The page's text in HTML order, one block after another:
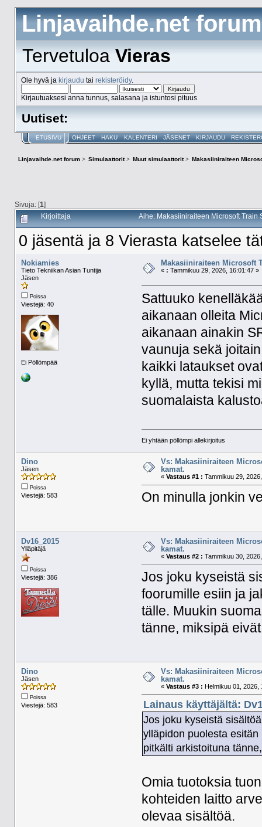
Linjavaihde.net forum
TervetuloaVieras
Ole hyvä ja kirjaudu tai rekisteröidy.
Kirjautuaksesi anna tunnus, salasana ja istuntosi pituus
Uutiset:
ETUSIVU OHJEET HAKU KALENTERI JÄSENET KIRJAUDU
Linjavaihde.net forum> Simulaattorit> Muut simulaattorit> Makasiiniraiteen
Sivuja: [1]
Kirjoittaja Aihe: Makasiiniraiteen Microsoft
0 jäsentä ja 8 Vierasta katselee
Nokiamies
Tieto Tekniikan Asian Tuntija
Jäsen
Poissa
Viestejä: 40
Ei Pöllömpää
Makasiiniraiteen Microsoft
« : Tammikuu 29, 2026, 16:01:47 »
Sattuuko
aikanaan olleita
aikanaan ainakin
vaunuja sekä
kaikki lataukset
kyllä, mutta tekisi
suomalaista
Ei yhtään pöllömpi allekirjoitus
Dino
Jäsen
Poissa
Viestejä: 583
Vs: Makasiiniraiteen
kamat.
« Vastaus #1 : Tammikuu 29,
On minulla jonkin
Dv16_2015
Ylläpitäjä
Poissa
Viestejä: 386
Vs: Makasiiniraiteen
kamat.
« Vastaus #2 : Tammikuu 30,
Jos joku kyseistä
foorumille esiin ja
tälle. Muukin
tänne, miksipä
Dino
Jäsen
Poissa
Viestejä: 583
Vs: Makasiiniraiteen
kamat.
« Vastaus #3 : Helmikuu 01, 2026,
Lainaus käyttäjältä:
Jos joku kyseistä
ylläpidon puolesta
pitkälti arkistoituna
Omia tuotoksia
kohteiden laitto
olevaa sisältöä.